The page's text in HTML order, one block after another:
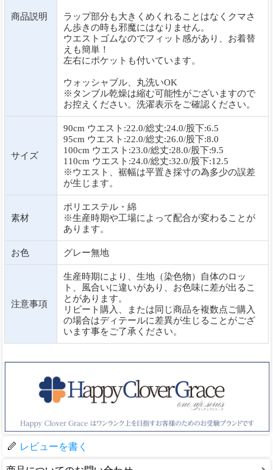
商品説明
ラップ部分も大きくめくれることはなくクマさ
ん歩きの時も邪魔にはなりません。
ウエストゴムなのでフィット感があり、お着替
えも簡単！
左右にポケットも付いています。
ウォッシャブル、丸洗いOK
※タンブル乾燥は縮む可能性がございますので
お控えください。洗濯表示をご確認ください。
サイズ
90cm ウエスト:22.0/総丈:24.0/股下:6.5
95cm ウエスト:22.0/総丈:26.0/股下:8.0
100cm ウエスト:23.0/総丈:28.0/股下:9.5
110cm ウエスト:24.0/総丈:32.0/股下:12.5
※ウエスト、裾幅は平置き採寸の為多少の誤差
が生じます。
素材
ポリエステル・綿
※生産時期や工場によって配合が変わることが
あります。
お色 グレー無地
注意事項
生産時期により、生地（染色物）自体のロッ
ト、風合いに違いがあり、お色味に差が出るこ
とがあります。
リピート購入、または同じ商品を複数点ご購入
の場合はディテールに差異が生じることがござ
います事をご了承ください。
レビューを書く